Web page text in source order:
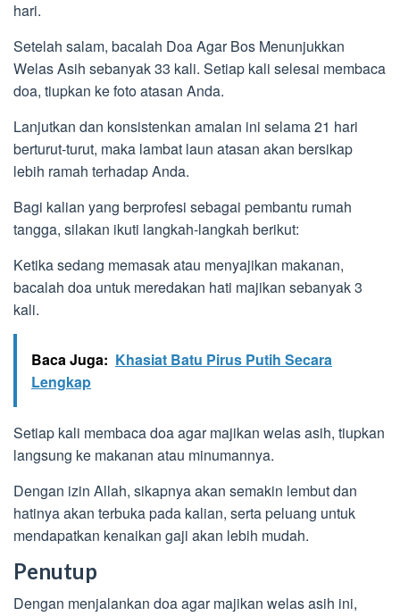
hari.
Setelah salam, bacalah Doa Agar Bos Menunjukkan
Welas Asih sebanyak 33 kali. Setiap kali selesai membaca
doa, tiupkan ke foto atasan Anda.
Lanjutkan dan konsistenkan amalan ini selama 21 hari
berturut-turut, maka lambat laun atasan akan bersikap
lebih ramah terhadap Anda.
Bagi kalian yang berprofesi sebagai pembantu rumah
tangga, silakan ikuti langkah-langkah berikut:
Ketika sedang memasak atau menyajikan makanan,
bacalah doa untuk meredakan hati majikan sebanyak 3
kali.
Baca Juga: Khasiat Batu Pirus Putih Secara
Lengkap
Setiap kali membaca doa agar majikan welas asih, tiupkan
langsung ke makanan atau minumannya.
Dengan izin Allah, sikapnya akan semakin lembut dan
hatinya akan terbuka pada kalian, serta peluang untuk
mendapatkan kenaikan gaji akan lebih mudah.
Penutup
Dengan menjalankan doa agar majikan welas asih ini,